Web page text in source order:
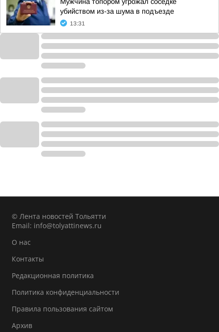
убийством из-за шума в подъезде
13:31
© Лента новостей Тольятти
Email: info@tolyattinews.ru
О нас
Контакты
Редакционная политика
Политика конфиденциальности
Правила пользования сайтом
Архив